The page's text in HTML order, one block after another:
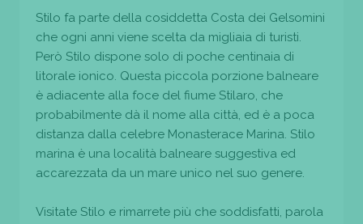
Stilo fa parte della cosiddetta Costa dei Gelsomini
che ogni anni viene scelta da migliaia di turisti.
Però Stilo dispone solo di poche centinaia di
litorale ionico. Questa piccola porzione balneare
è adiacente alla foce del fiume Stilaro, che
probabilmente dà il nome alla città, ed è a poca
distanza dalla celebre Monasterace Marina. Stilo
marina è una località balneare suggestiva ed
accarezzata da un mare unico nel suo genere.
Visitate Stilo e rimarrete più che soddisfatti, parola